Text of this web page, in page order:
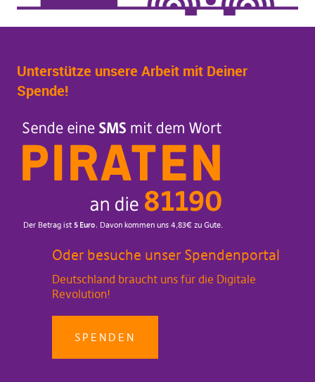
Unterstütze unsere Arbeit mit Deiner
Spende!
Oder besuche unser Spendenportal
Deutschland braucht uns für die Digitale
Revolution!
SPENDEN